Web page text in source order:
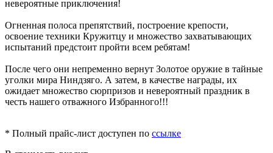
невероятные приключения!
Огненная полоса препятствий, построение крепости,
освоение техники Кружитцу и множество захватывающих
испытаний предстоит пройти всем ребятам!
После чего они непременно вернут Золотое оружие в тайные
уголки мира Ниндзяго. А затем, в качестве награды, их
ожидает множество сюрпризов и невероятный праздник в
честь нашего отважного Избранного!!!
* Полный прайс-лист доступен по ссылке